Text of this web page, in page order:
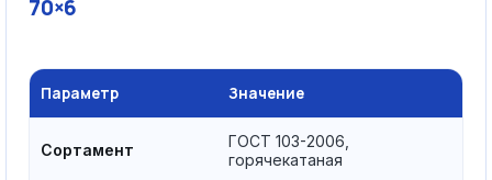
70×6
Параметр Значение
Сортамент
ГОСТ 103-2006,
горячекатаная